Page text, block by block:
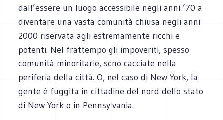
dall’essere un luogo accessibile negli anni ’70 a
diventare una vasta comunità chiusa negli anni
2000 riservata agli estremamente ricchi e
potenti. Nel frattempo gli impoveriti, spesso
comunità minoritarie, sono cacciate nella
periferia della città. O, nel caso di New York, la
gente è fuggita in cittadine del nord dello stato
di New York o in Pennsylvania.